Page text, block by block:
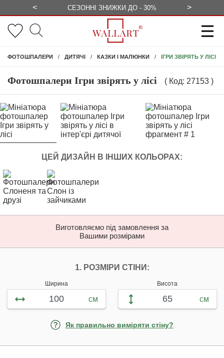
< СЕЗОННІ ЗНИЖКИ ДО - 30% >
ФОТОШПАЛЕРИ ДИТЯЧІ КАЗКИ І МАЛЮНКИ ІГРИ ЗВІРЯТЬ У ЛІСІ
Фотошпалери Ігри звірять у лісі ( Код: 27153 )
ЦЕЙ ДИЗАЙН В ІНШИХ КОЛЬОРАХ:
Виготовляємо під замовлення за
Вашими розмірами
1. РОЗМІРИ СТІНИ:
Ширина
см
Висота
см
Як правильно виміряти стіну?